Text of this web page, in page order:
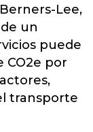
Lee,
un
puede
CO2e por
transporte